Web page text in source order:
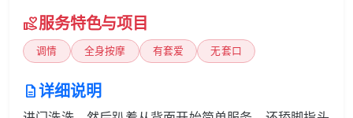
volunteer_activism服务特色与项目
调情 全身按摩 有套爱 无套口
description详细说明